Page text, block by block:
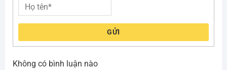
GỬI
Không có bình luận nào